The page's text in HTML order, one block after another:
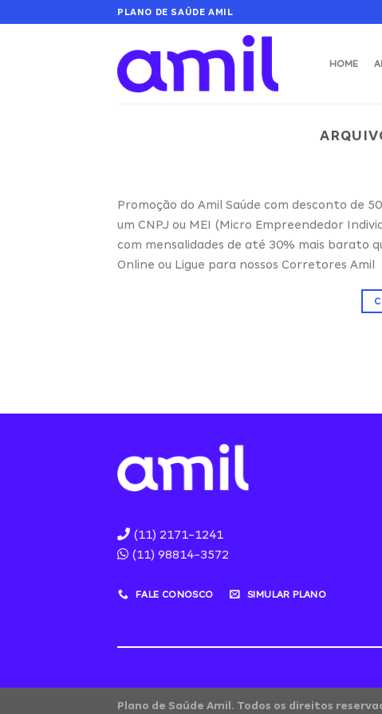
PLANO DE SAÚDE AMIL
HOME
Promoção do Amil Saúde com desconto de
um CNPJ ou MEI (Micro Empreendedor
com mensalidades de até 30% mais barato
Online ou Ligue para nossos Corretores
(11) 2171-1241
(11) 98814-3572
FALE CONOSCO SIMULAR PLANO
Plano de Saúde Amil. Todos os direitos